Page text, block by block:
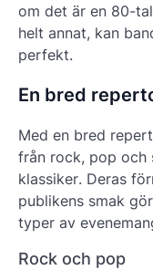
om det är en 80-
helt annat, kan
perfekt.
En bred
Med en bred
från rock, pop och
klassiker. Deras
publikens smak
typer av
Rock och pop